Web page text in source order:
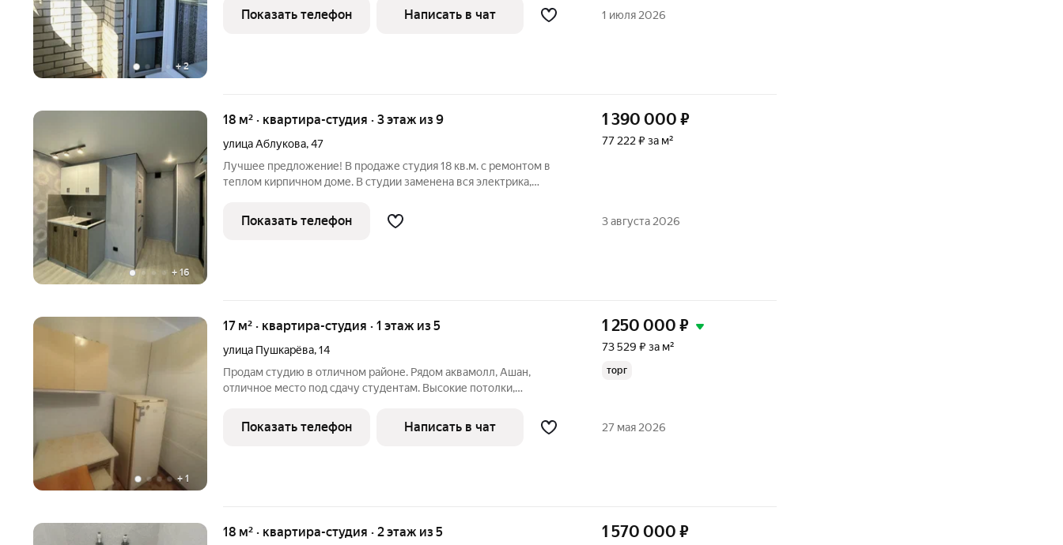
+2
регион), никогда не сдавали квартирантам. Мебель в хорошем
состоянии. Все
Показать телефон Написать в чат 1 июля 2026
+ 16
18 м² · квартира-студия · 3 этаж из 9
улица Аблукова,47
Лучшее предложение! В продаже студия 18 кв.м. с ремонтом в
теплом кирпичном доме. В студии заменена вся электрика,
натяжной потолок, на полу линолеум, хорошая ниша под зону
прихожей.
1 390 000 ₽
77 222 ₽ за м²
Показать телефон 3 августа 2026
+ 1
17 м² · квартира-студия · 1 этаж из 5
улица Пушкарёва,14
Продам студию в отличном районе. Рядом аквамолл, Ашан,
отличное место под сдачу студентам. Высокие потолки,
Один собственник.
1 250 000 ₽
73 529 ₽ за м²
торг
Показать телефон Написать в чат 27 мая 2026
18 м² · квартира-студия · 2 этаж из 5 1 570 000 ₽